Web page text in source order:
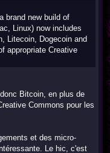
brand new build of
Linux) now includes
Litecoin, Dogecoin and
appropriate Creative
Bitcoin, en plus de
Commons pour les
et des micro-
Le hic, c'est